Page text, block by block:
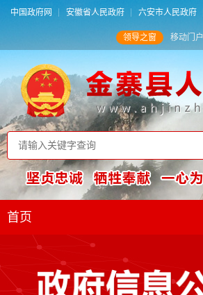
中国政府网 安徽省人民政府 六安市人民政府
领导之窗 移动门户
首页